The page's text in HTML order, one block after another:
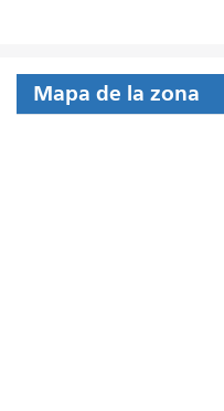
Mapa de la zona